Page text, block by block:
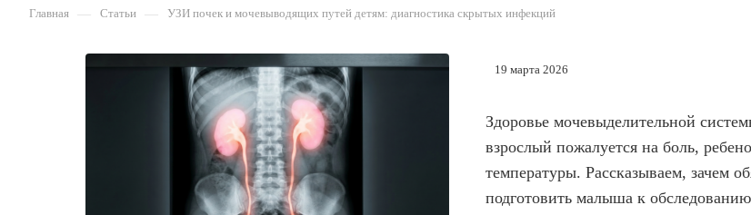
Главная — Статьи — УЗИ почек и мочевыводящих путей детям: диагностика скрытых инфекций
19 марта 2026
Здоровье мочевыделительной
взрослый пожалуется на боль,
температуры. Рассказываем, зачем
подготовить малыша к